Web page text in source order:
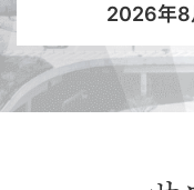
2026年8